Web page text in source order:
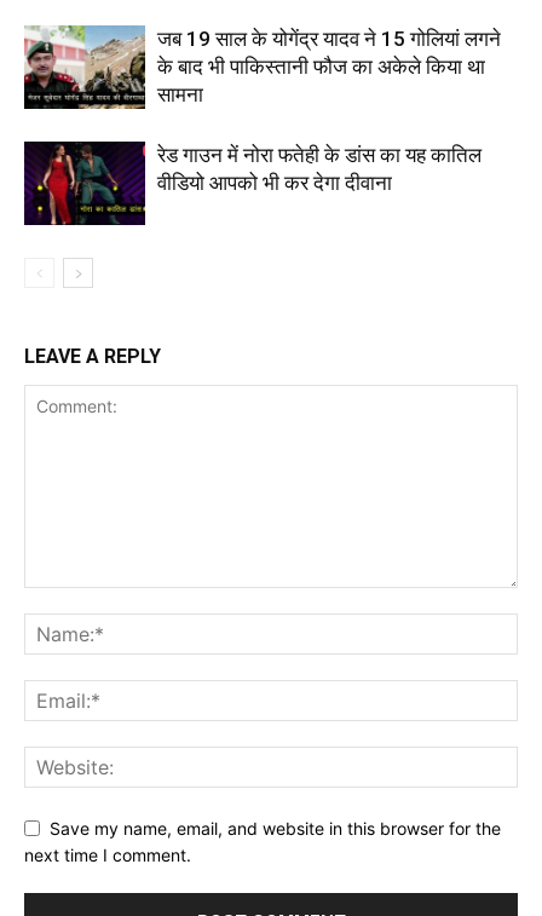
जब 19 साल के योगेंद्र यादव ने 15 गोलियां लगने
के बाद भी पाकिस्तानी फौज का अकेले किया था
सामना
रेड गाउन में नोरा फतेही के डांस का यह कातिल
वीडियो आपको भी कर देगा दीवाना
LEAVE A REPLY
Save my name, email, and website in this browser for the
next time I comment.